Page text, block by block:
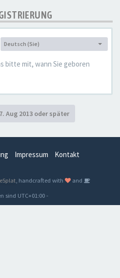
Sprache:
Deutsch (Sie)
bitte mit, wann Sie geboren
Impressum Kontakt
, handcrafted with
and
sind UTC+01:00-